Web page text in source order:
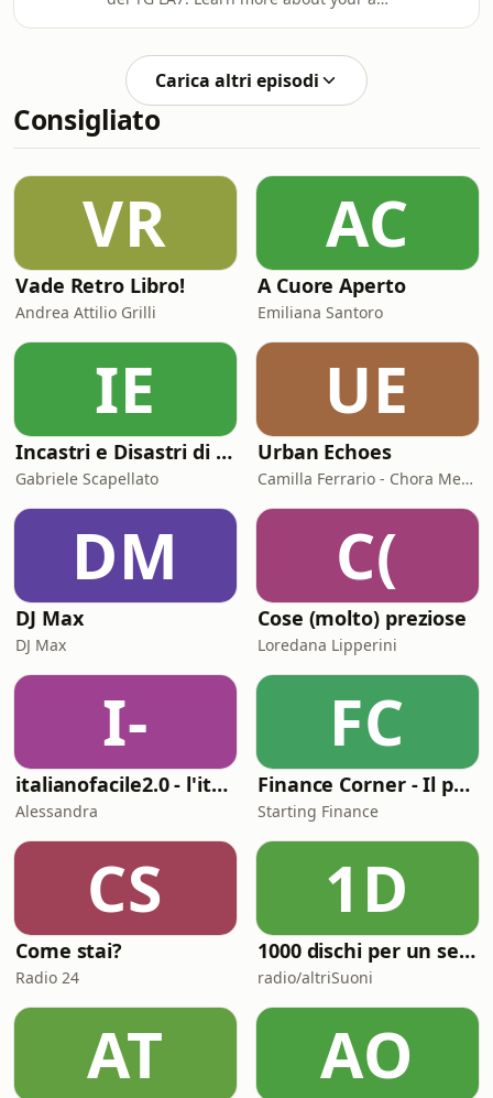
Carica altri episodi
Consigliato
VR
Vade Retro Libro!
Andrea Attilio Grilli
AC
A Cuore Aperto
Emiliana Santoro
IE
Incastri e Disastri di Coppia
Gabriele Scapellato
UE
Urban Echoes
Camilla Ferrario - Chora Media
DM
DJ Max
DJ Max
C(
Cose (molto) preziose
Loredana Lipperini
I-
italianofacile2.0 - l'italiano con le canzoni
Alessandra
FC
Finance Corner - Il podcast di Starting Finance
Starting Finance
CS
Come stai?
Radio 24
1D
1000 dischi per un secolo
radio/altriSuoni
AT AO